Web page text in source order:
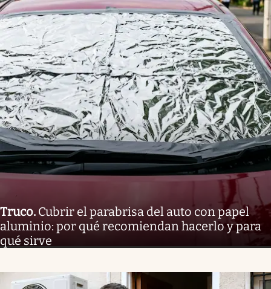
Truco. Cubrir el parabrisa del auto con papel
aluminio: por qué recomiendan hacerlo y para
qué sirve